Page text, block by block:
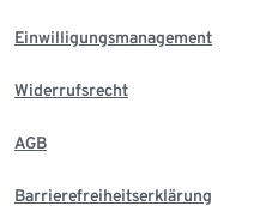
Einwilligungsmanagement
Widerrufsrecht
AGB
Barrierefreiheitserklärung